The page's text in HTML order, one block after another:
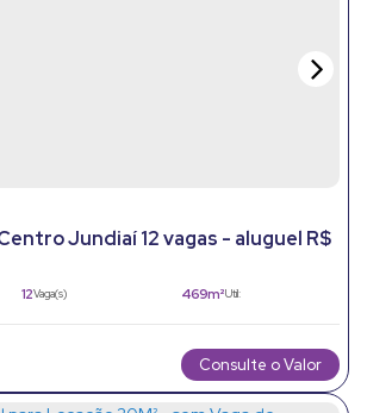
Jundiaí 12 vagas - aluguel R$
Consulte o Valor
12Vaga(s) Útil:
469m²